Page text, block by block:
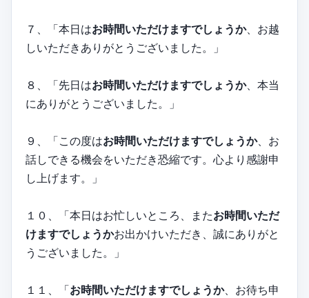
７、「本日はお時間いただけますでしょうか、お越
しいただきありがとうございました。」
８、「先日はお時間いただけますでしょうか、本当
にありがとうございました。」
９、「この度はお時間いただけますでしょうか、お
話しできる機会をいただき恐縮です。心より感謝申
し上げます。」
１０、「本日はお忙しいところ、またお時間いただ
けますでしょうかお出かけいただき、誠にありがと
うございました。」
１１、「お時間いただけますでしょうか、お待ち申